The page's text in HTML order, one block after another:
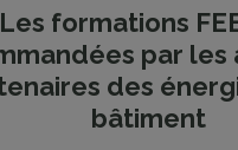
Les formations
par les
des
bâtiment